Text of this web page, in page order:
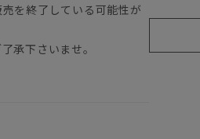
を終了している可能性が
承下さいませ。